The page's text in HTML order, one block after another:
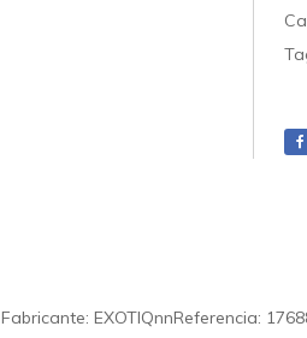
Fabricante: EXOTIQnnReferencia: